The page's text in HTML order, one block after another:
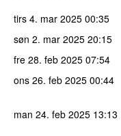
tirs 4. mar 2025 00:35
søn 2. mar 2025 20:15
fre 28. feb 2025 07:54
ons 26. feb 2025 00:44
man 24. feb 2025 13:13